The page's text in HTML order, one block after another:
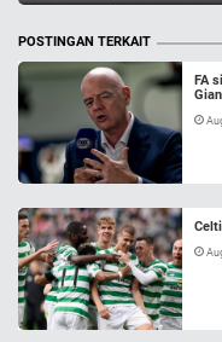
POSTINGAN TERKAIT
FA